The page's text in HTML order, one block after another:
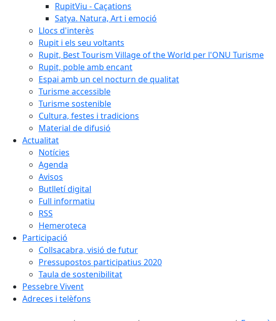
RupitViu - Caçations
Satya. Natura, Art i emoció
Llocs d'interès
Rupit i els seu voltants
Rupit, Best Tourism Village of the World per l'ONU Turisme
Rupit, poble amb encant
Espai amb un cel nocturn de qualitat
Turisme accessible
Turisme sostenible
Cultura, festes i tradicions
Material de difusió
Actualitat
Notícies
Agenda
Avisos
Butlletí digital
Full informatiu
RSS
Hemeroteca
Participació
Collsacabra, visió de futur
Pressupostos participatius 2020
Taula de sostenibilitat
Pessebre Vivent
Adreces i telèfons